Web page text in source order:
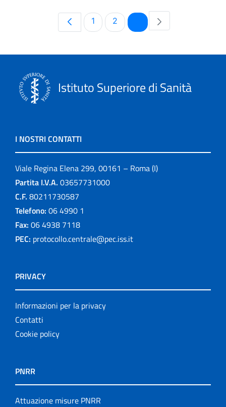
Pagina
1 Pagina
2 Pagina
Istituto Superiore di Sanità
I NOSTRI CONTATTI
Viale Regina Elena 299, 00161 – Roma (I)
Partita I.V.A. 03657731000
C.F. 80211730587
Telefono: 06 4990 1
Fax: 06 4938 7118
PEC: protocollo.centrale@pec.iss.it
PRIVACY
Informazioni per la privacy
Contatti
Cookie policy
PNRR
Attuazione misure PNRR